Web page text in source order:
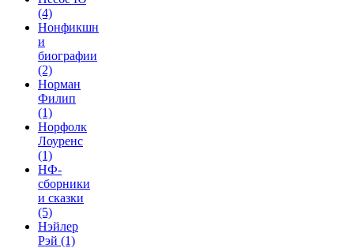
(4)
Нонфикшн
и
биографии
(2)
Норман
Филип
(1)
Норфолк
Лоуренс
(1)
НФ-
сборники
и сказки
(5)
Нэйлер
Рэй (1)